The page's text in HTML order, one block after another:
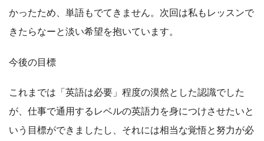
かったため、単語もでてきません。次回は私もレッスンで
きたらなーと淡い希望を抱いています。
今後の目標
これまでは「英語は必要」程度の漠然とした認識でした
が、仕事で通用するレベルの英語力を身につけさせたいと
いう目標ができましたし、それには相当な覚悟と努力が必